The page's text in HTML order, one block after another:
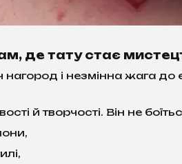
де тату стає
нагород і незмінна жага до
й творчості. Він не